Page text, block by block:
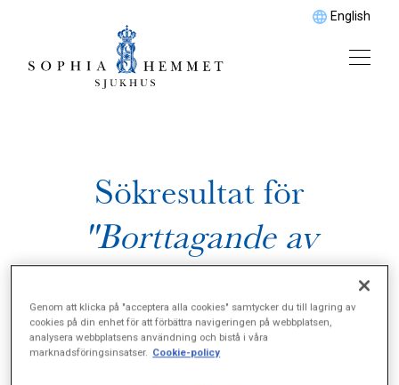
English
Sökresultat för
"Borttagande av
Genom att klicka på "acceptera alla cookies" samtycker du till lagring av
cookies på din enhet för att förbättra navigeringen på webbplatsen,
analysera webbplatsens användning och bistå i våra
marknadsföringsinsatser. Cookie-policy